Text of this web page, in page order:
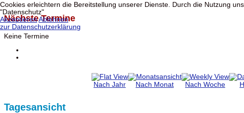
Nächste Termine
Keine Termine
Nach Jahr Nach Monat Nach Woche
Tagesansicht
Cookies erleichtern die Bereitstellung unserer Dienste. Durch die Nutzung
"Datenschutz"
Akzeptieren Ablehnen
zur Datenschutzerklärung